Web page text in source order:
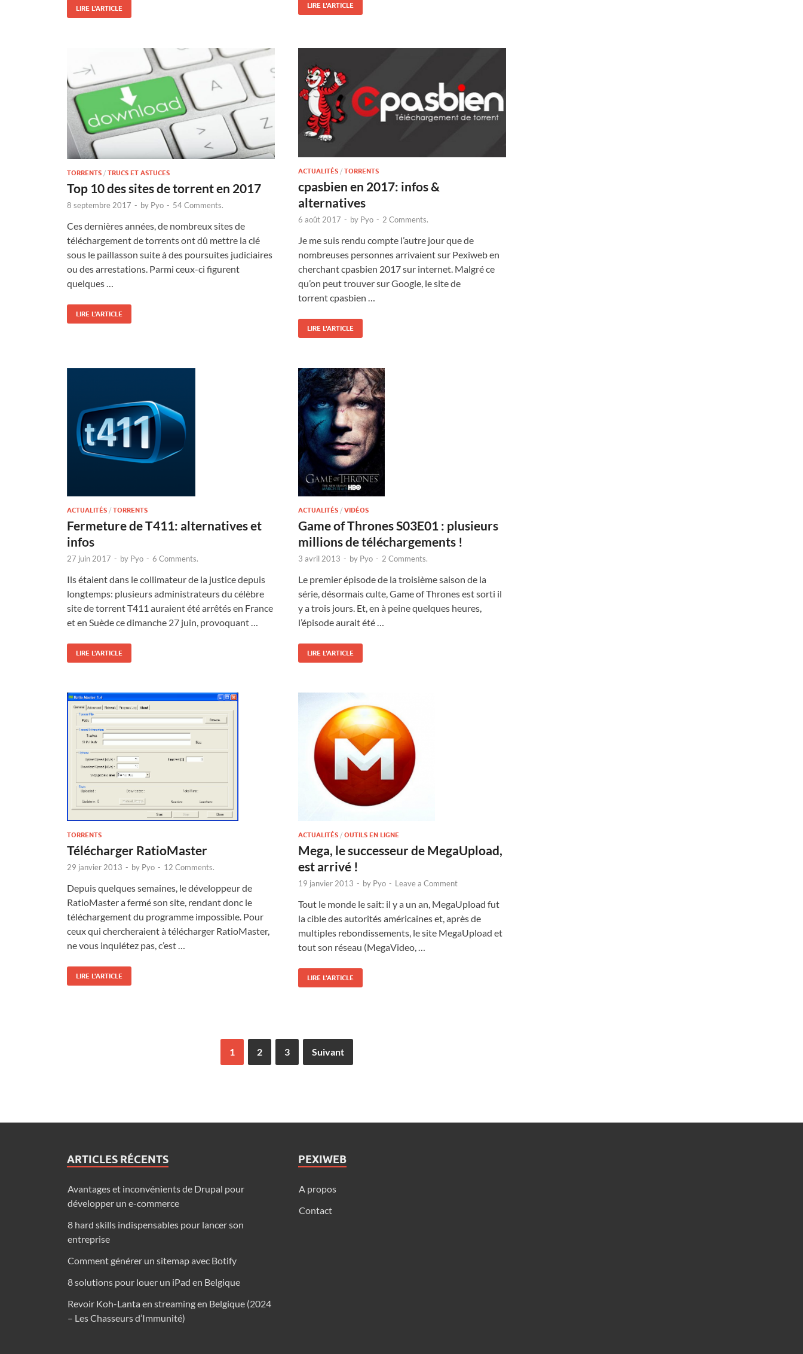
LIRE L'ARTICLE LIRE L'ARTICLE
TORRENTS / TRUCS ET ASTUCES
Top 10 des sites de torrent en 2017
8 septembre 2017 - by Pyo - 54 Comments.
Ces dernières années, de nombreux sites de
téléchargement de torrents ont dû mettre la clé
sous le paillasson suite à des poursuites judiciaires
ou des arrestations. Parmi ceux-ci figurent
quelques …
LIRE L'ARTICLE
ACTUALITÉS / TORRENTS
cpasbien en 2017: infos &
alternatives
6 août 2017 - by Pyo - 2 Comments.
Je me suis rendu compte l’autre jour que de
nombreuses personnes arrivaient sur Pexiweb en
cherchant cpasbien 2017 sur internet. Malgré ce
qu’on peut trouver sur Google, le site de
torrent cpasbien …
LIRE L'ARTICLE
ACTUALITÉS / TORRENTS
Fermeture de T411: alternatives et
infos
27 juin 2017 - by Pyo - 6 Comments.
Ils étaient dans le collimateur de la justice depuis
longtemps: plusieurs administrateurs du célèbre
site de torrent T411 auraient été arrêtés en France
et en Suède ce dimanche 27 juin, provoquant …
LIRE L'ARTICLE
ACTUALITÉS / VIDÉOS
Game of Thrones S03E01 : plusieurs
millions de téléchargements !
3 avril 2013 - by Pyo - 2 Comments.
Le premier épisode de la troisième saison de la
série, désormais culte, Game of Thrones est sorti il
y a trois jours. Et, en à peine quelques heures,
l’épisode aurait été …
LIRE L'ARTICLE
TORRENTS
Télécharger RatioMaster
29 janvier 2013 - by Pyo - 12 Comments.
Depuis quelques semaines, le développeur de
RatioMaster a fermé son site, rendant donc le
téléchargement du programme impossible. Pour
ceux qui chercheraient à télécharger RatioMaster,
ne vous inquiétez pas, c’est …
LIRE L'ARTICLE
ACTUALITÉS / OUTILS EN LIGNE
Mega, le successeur de MegaUpload,
est arrivé !
19 janvier 2013 - by Pyo - Leave a Comment
Tout le monde le sait: il y a un an, MegaUpload fut
la cible des autorités américaines et, après de
multiples rebondissements, le site MegaUpload et
tout son réseau (MegaVideo, …
LIRE L'ARTICLE
1 2 3 Suivant
ARTICLES RÉCENTS
Avantages et inconvénients de Drupal pour
développer un e-commerce
8 hard skills indispensables pour lancer son
entreprise
Comment générer un sitemap avec Botify
8 solutions pour louer un iPad en Belgique
Revoir Koh-Lanta en streaming en Belgique (2024
– Les Chasseurs d’Immunité)
PEXIWEB
A propos
Contact